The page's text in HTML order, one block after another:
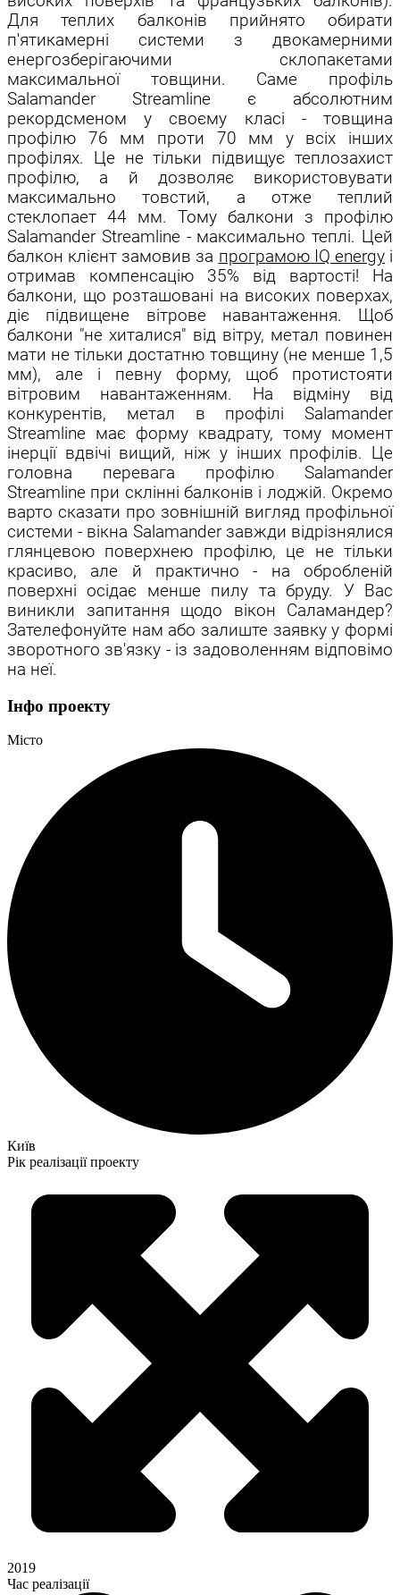
Для теплих балконів прийнято обирати
п'ятикамерні системи з двокамерними
енергозберігаючими склопакетами
максимальної товщини. Саме профіль
Salamander Streamline є абсолютним
рекордсменом у своєму класі - товщина
профілю 76 мм проти 70 мм у всіх інших
профілях. Це не тільки підвищує теплозахист
профілю, а й дозволяє використовувати
макcимально товстий, а отже теплий
стеклопает 44 мм. Тому балкони з профілю
Salamander Streamline - максимально теплі. Цей
балкон клієнт замовив за програмою IQ energyі
отримав компенсацію 35% від вартості! На
балкони, що розташовані на високих поверхах,
діє підвищене вітрове навантаження. Щоб
балкони "не хиталися" від вітру, метал повинен
мати не тільки достатню товщину (не менше 1,5
мм), але і певну форму, щоб протистояти
вітровим навантаженням. На відміну від
конкурентів, метал в профілі Salamander
Streamline має форму квадрату, тому момент
інерції вдвічі вищий, ніж у інших профілів. Це
головна перевага профілю Salamander
Streamline при склінні балконів і лоджій. Окремо
варто сказати про зовнішній вигляд профільної
системи - вікна Salamander завжди відрізнялися
глянцевою поверхнею профілю, це не тільки
красиво, але й практично - на обробленій
поверхні осідає менше пилу та бруду. У Вас
виникли запитання щодо вікон Саламандер?
Зателефонуйте нам або залиште заявку у формі
зворотного зв'язку - із задоволенням відповімо
на неї.
Інфо проекту
Місто
Київ
Рік реалізації проекту
2019
Час реалізації